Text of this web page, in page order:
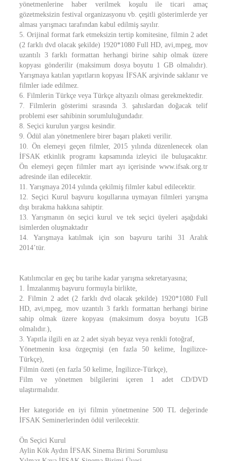
yönetmenlerine haber verilmek koşulu ile ticari amaç
gözetmeksizin festival organizasyonu vb. çeşitli gösterimlerde yer
alması yarışmacı tarafından kabul edilmiş sayılır.
5. Orijinal format fark etmeksizin tertip komitesine, filmin 2 adet
(2 farklı dvd olacak şekilde) 1920*1080 Full HD, avi,mpeg, mov
uzantılı 3 farklı formattan herhangi birine sahip olmak üzere
kopyası gönderilir (maksimum dosya boyutu 1 GB olmalıdır).
Yarışmaya katılan yapıtların kopyası İFSAK arşivinde saklanır ve
filmler iade edilmez.
6. Filmlerin Türkçe veya Türkçe altyazılı olması gerekmektedir.
7. Filmlerin gösterimi sırasında 3. şahıslardan doğacak telif
problemi eser sahibinin sorumluluğundadır.
8. Seçici kurulun yargısı kesindir.
9. Ödül alan yönetmenlere birer başarı plaketi verilir.
10. Ön elemeyi geçen filmler, 2015 yılında düzenlenecek olan
İFSAK etkinlik programı kapsamında izleyici ile buluşacaktır.
Ön elemeyi geçen filmler mart ayı içerisinde www.ifsak.org.tr
adresinde ilan edilecektir.
11. Yarışmaya 2014 yılında çekilmiş filmler kabul edilecektir.
12. Seçici Kurul başvuru koşullarına uymayan filmleri yarışma
dışı bırakma hakkına sahiptir.
13. Yarışmanın ön seçici kurul ve tek seçici üyeleri aşağıdaki
isimlerden oluşmaktadır
14. Yarışmaya katılmak için son başvuru tarihi 31 Aralık
2014’tür.
Katılımcılar en geç bu tarihe kadar yarışma sekretaryasına;
1. İmzalanmış başvuru formuyla birlikte,
2. Filmin 2 adet (2 farklı dvd olacak şekilde) 1920*1080 Full
HD, avi,mpeg, mov uzantılı 3 farklı formattan herhangi birine
sahip olmak üzere kopyası (maksimum dosya boyutu 1GB
olmalıdır.),
3. Yapıtla ilgili en az 2 adet siyah beyaz veya renkli fotoğraf,
Yönetmenin kısa özgeçmişi (en fazla 50 kelime, İngilizce-
Türkçe),
Filmin özeti (en fazla 50 kelime, İngilizce-Türkçe),
Film ve yönetmen bilgilerini içeren 1 adet CD/DVD
ulaştırmalıdır.
Her kategoride en iyi filmin yönetmenine 500 TL değerinde
İFSAK Seminerlerinden ödül verilecektir.
Ön Seçici Kurul
Aylin Kök Aydın İFSAK Sinema Birimi Sorumlusu